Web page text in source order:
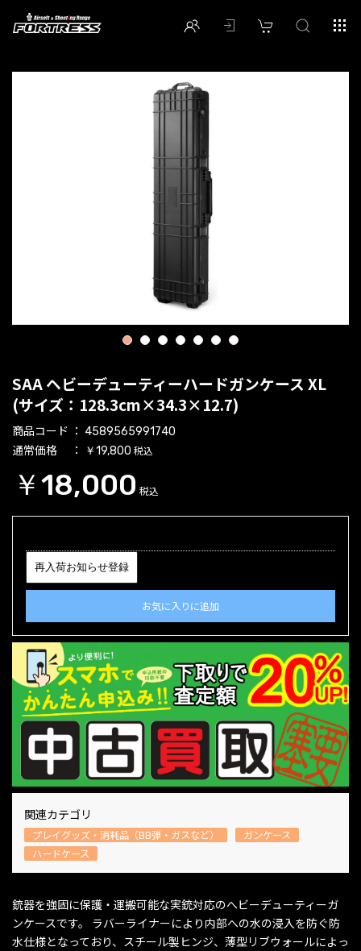
1 2 3 4 5 6 7
SAA ヘビーデューティーハードガンケース XL
(サイズ：128.3cm×34.3×12.7)
商品コード 4589565991740
通常価格 ￥19,800 税込
￥18,000 税込
再入荷お知らせ登録
お気に入りに追加
関連カテゴリ
プレイグッズ・消耗品（BB弾・ガスなど）
ガンケース
ハードケース
銃器を強固に保護・運搬可能な実銃対応のへビーデューティーガ
ンケースです。 ラバーライナーにより内部への水の浸入を防ぐ防
水仕様となっており、スチール製ヒンジ、薄型リブウォールによっ